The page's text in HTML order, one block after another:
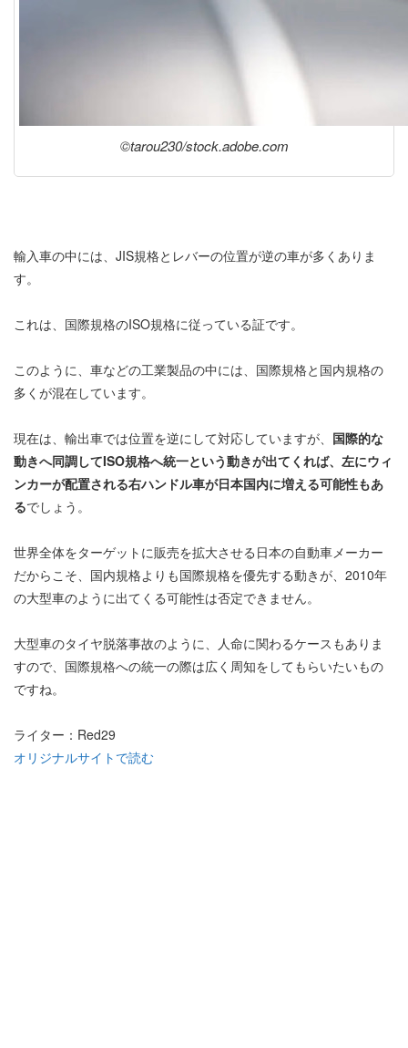
©tarou230/stock.adobe.com
輸入車の中には、JIS規格とレバーの位置が逆の車が多くありま
す。
これは、国際規格のISO規格に従っている証です。
このように、車などの工業製品の中には、国際規格と国内規格の
多くが混在しています。
現在は、輸出車では位置を逆にして対応していますが、 国際的な
動きへ同調してISO規格へ統一という動きが出てくれば、左にウィ
ンカーが配置される右ハンドル車が日本国内に増える可能性もあ
るでしょう。
世界全体をターゲットに販売を拡大させる日本の自動車メーカー
だからこそ、国内規格よりも国際規格を優先する動きが、2010年
の大型車のように出てくる可能性は否定できません。
大型車のタイヤ脱落事故のように、人命に関わるケースもありま
すので、国際規格への統一の際は広く周知をしてもらいたいもの
ですね。
ライター：Red29
オリジナルサイトで読む